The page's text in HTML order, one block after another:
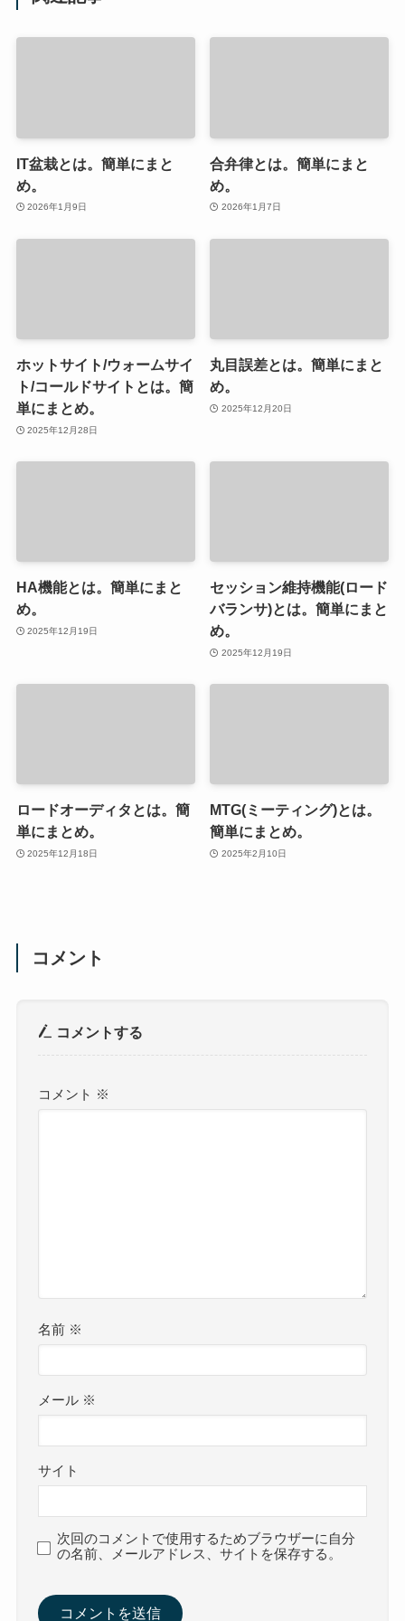
IT盆栽とは。簡単にまと
め。
2026年1月9日
合弁律とは。簡単にまと
め。
2026年1月7日
ホットサイト/ウォームサイ
ト/コールドサイトとは。簡
単にまとめ。
2025年12月28日
丸目誤差とは。簡単にまと
め。
2025年12月20日
HA機能とは。簡単にまと
め。
2025年12月19日
セッション維持機能(ロード
バランサ)とは。簡単にまと
め。
2025年12月19日
ロードオーディタとは。簡
単にまとめ。
2025年12月18日
MTG(ミーティング)とは。
簡単にまとめ。
2025年2月10日
コメント
コメントする
コメント ※
名前 ※
メール ※
サイト
次回のコメントで使用するためブラウザーに自分
の名前、メールアドレス、サイトを保存する。